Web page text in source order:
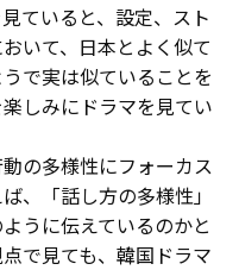
ていると、設定、スト
いて、日本とよく似て
で実は似ていることを
しみにドラマを見てい
の多様性にフォーカス
、「話し方の多様性」
うに伝えているのかと
で見ても、韓国ドラマ